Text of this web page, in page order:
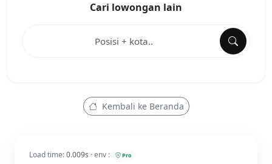
Cari lowongan lain
Kembali ke Beranda
Load time:0.009s · env : Pro